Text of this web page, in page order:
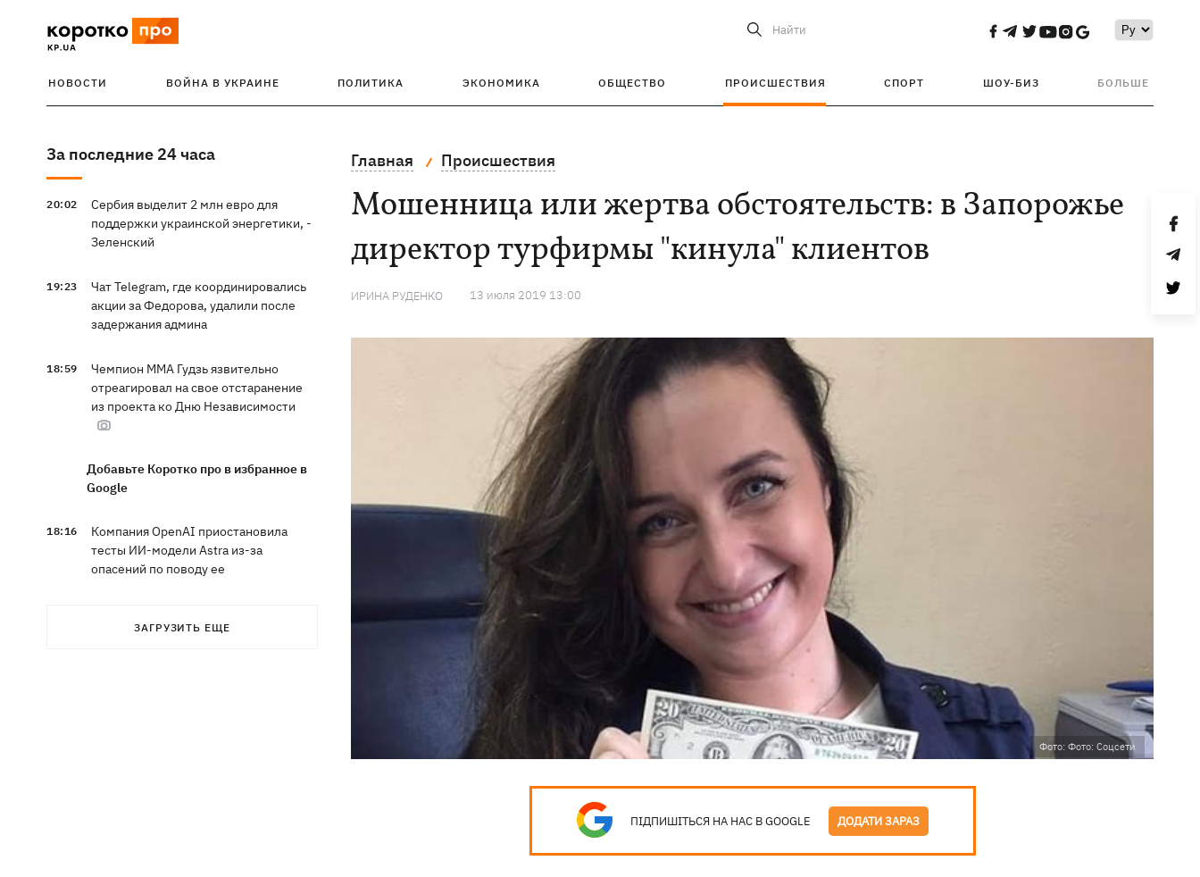
Найти
НОВОСТИ ВОЙНА В УКРАИНЕ ПОЛИТИКА ЭКОНОМИКА ОБЩЕСТВО ПРОИСШЕСТВИЯ СПОРТ ШОУ-БИЗ БОЛЬШЕ
За последние 24 часа
20:02
Сербия выделит 2 млн евро для
поддержки украинской энергетики, -
Зеленский
19:23
Чат Telegram, где координировались
акции за Федорова, удалили после
задержания админа
18:59
Чемпион ММА Гудзь язвительно
отреагировал на свое отстаранение
из проекта ко Дню Независимости
Добавьте Коротко про в избранное в
Google
18:16
Компания OpenAI приостановила
тесты ИИ-модели Astra из-за
опасений по поводу ее
В Болгарии дрон взорвался недалеко
ЗАГРУЗИТЬ ЕЩЕ
Главная Происшествия
Мошенница или жертва обстоятельств: в Запорожье
директор турфирмы "кинула" клиентов
ИРИНА РУДЕНКО 13 июля 2019 13:00
Фото: Фото: Соцсети
ПІДПИШІТЬСЯ НА НАС В GOOGLE ДОДАТИ ЗАРАЗ